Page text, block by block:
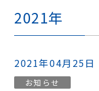
2021年
2021年04月25日
お知らせ